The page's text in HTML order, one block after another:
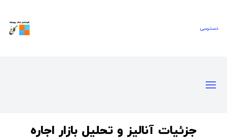
دسترسی‌
جزئیات آنالیز و تحلیل بازار اجاره